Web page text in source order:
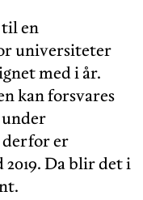
en
universiteter
med i år.
kan forsvares
derfor er
Da blir det i